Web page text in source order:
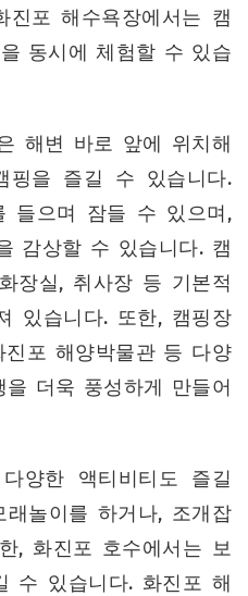
진포 해수욕장에서는 캠
동시에 체험할 수 있습
해변 바로 앞에 위치해
핑을 즐길 수 있습니다.
들으며 잠들 수 있으며,
감상할 수 있습니다. 캠
장실, 취사장 등 기본적
있습니다. 또한, 캠핑장
포 해양박물관 등 다양
더욱 풍성하게 만들어
양한 액티비티도 즐길
놀이를 하거나, 조개잡
, 화진포 호수에서는 보
수 있습니다. 화진포 해